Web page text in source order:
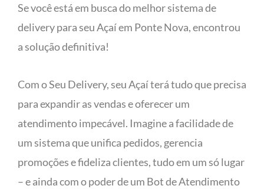
Se você está em busca do melhor sistema de
delivery para seu Açaí em Ponte Nova, encontrou
a solução definitiva!
Com o Seu Delivery, seu Açaí terá tudo que precisa
para expandir as vendas e oferecer um
atendimento impecável. Imagine a facilidade de
um sistema que unifica pedidos, gerencia
promoções e fideliza clientes, tudo em um só lugar
– e ainda com o poder de um Bot de Atendimento